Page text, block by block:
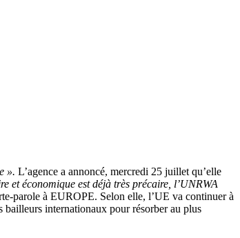
». L’agence a annoncé, mercredi 25 juillet qu’elle
et économique est déjà très précaire, l’UNRWA
parole à EUROPE. Selon elle, l’UE va continuer à
bailleurs internationaux pour résorber au plus